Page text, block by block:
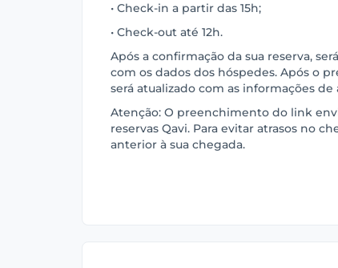
• Check-in a partir das 15h;
• Check-out até 12h.
Após a confirmação da sua reserva,
com os dados dos hóspedes. Após o
será atualizado com as informações
Atenção: O preenchimento do link
reservas Qavi. Para evitar atrasos no
anterior à sua chegada.